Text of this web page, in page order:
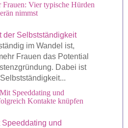
Frauen: Vier typische Hürden
nimmst
im Wandel ist,
Frauen das Potential
Dabei ist
Speeddating und
Kontakte knüpfen